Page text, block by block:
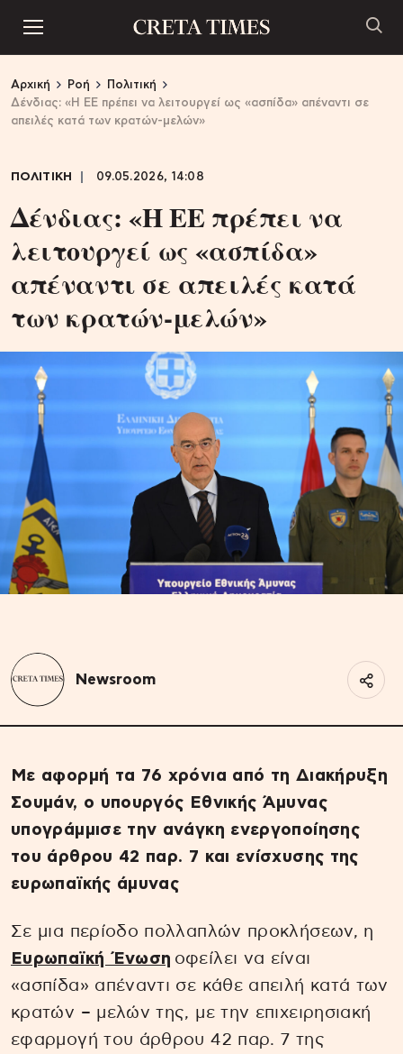
Αρχική Ροή
Πολιτική
Δένδιας: «Η ΕΕ πρέπει να λειτουργεί ως «ασπίδα» απέναντι σε
απειλές κατά των κρατών-μελών»
ΠΟΛΙΤΙΚΗ 09.05.2026, 14:08
Δένδιας: «Η ΕΕ πρέπει να
λειτουργεί ως «ασπίδα»
απέναντι σε απειλές κατά
των κρατών-μελών»
Newsroom
Με αφορμή τα 76 χρόνια από τη Διακήρυξη
Σουμάν, ο υπουργός Εθνικής Άμυνας
υπογράμμισε την ανάγκη ενεργοποίησης
του άρθρου 42 παρ. 7 και ενίσχυσης της
ευρωπαϊκής άμυνας
Σε μια περίοδο πολλαπλών προκλήσεων, η
Ευρωπαϊκή Ένωση οφείλει να είναι
«ασπίδα» απέναντι σε κάθε απειλή κατά των
κρατών – μελών της, με την επιχειρησιακή
εφαρμογή του άρθρου 42 παρ. 7 της